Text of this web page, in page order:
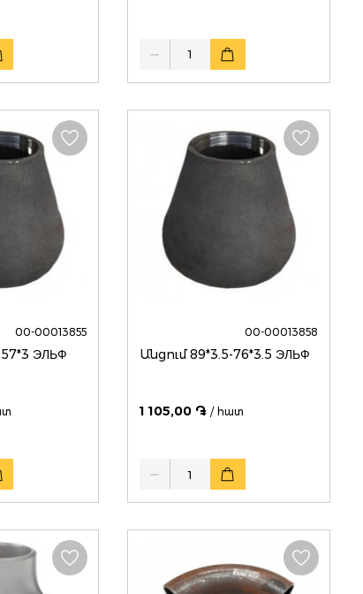
00-00013855
Անցում 89*3.5-57*3 ЭЛЬФ
00-00013858
Անցում 89*3.5-76*3.5 ЭЛЬФ
1 105,00 ֏ / հատ